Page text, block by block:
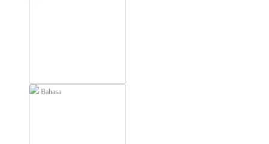
Bahasa